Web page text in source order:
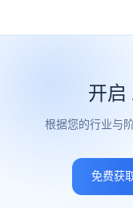
开启
根据您的行业与
免费获